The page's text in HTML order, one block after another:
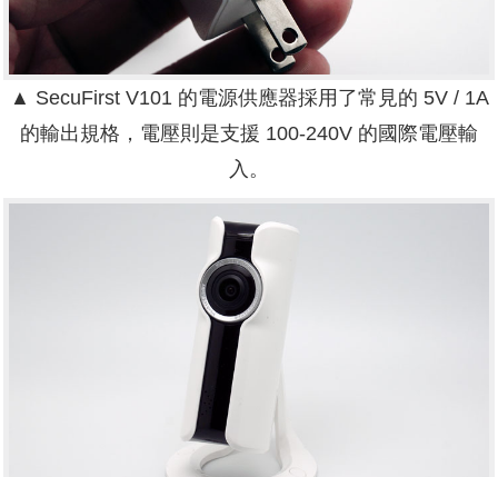
▲ SecuFirst V101 的電源供應器採用了常見的 5V / 1A
的輸出規格，電壓則是支援 100-240V 的國際電壓輸
入。